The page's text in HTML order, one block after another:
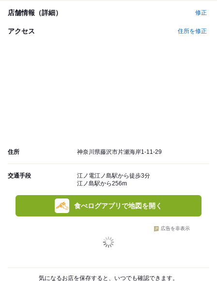
店舗情報（詳細） 修正
アクセス 住所を修正
住所 神奈川県藤沢市片瀬海岸1-11-29
交通手段
江ノ電江ノ島駅から徒歩3分
江ノ島駅から256m
食べログアプリで地図を開く
広告を非表示
気になるお店を保存すると、いつでも確認できます。